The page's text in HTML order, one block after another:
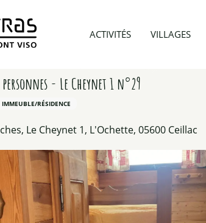
ACTIVITÉS VILLAGES
mon voyage Hébergements
- Le Cheynet 1 n°29
IMMEUBLE/RÉSIDENCE
Le Cheynet 1, L'Ochette, 05600 Ceillac